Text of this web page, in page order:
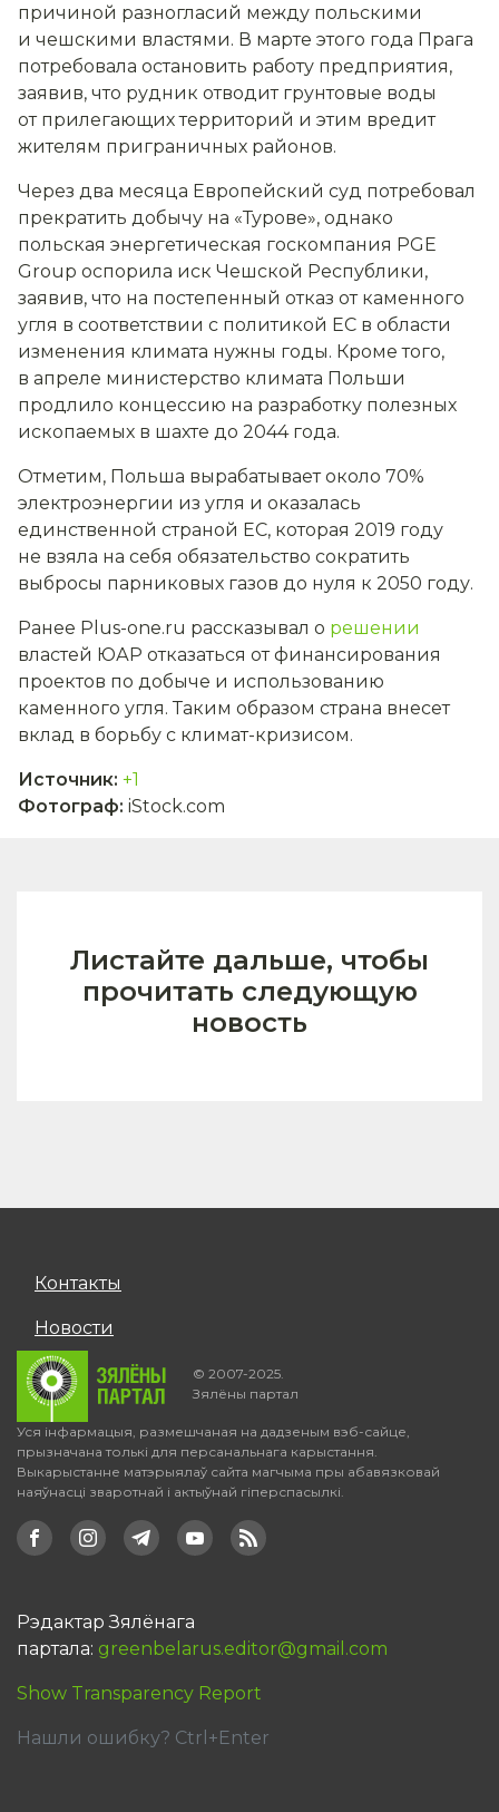
причиной разногласий между польскими
и чешскими властями. В марте этого года Прага
потребовала остановить работу предприятия,
заявив, что рудник отводит грунтовые воды
от прилегающих территорий и этим вредит
жителям приграничных районов.
Через два месяца Европейский суд потребовал
прекратить добычу на «Турове», однако
польская энергетическая госкомпания PGE
Group оспорила иск Чешской Республики,
заявив, что на постепенный отказ от каменного
угля в соответствии с политикой ЕС в области
изменения климата нужны годы. Кроме того,
в апреле министерство климата Польши
продлило концессию на разработку полезных
ископаемых в шахте до 2044 года.
Отметим, Польша вырабатывает около 70%
электроэнергии из угля и оказалась
единственной страной ЕС, которая 2019 году
не взяла на себя обязательство сократить
выбросы парниковых газов до нуля к 2050 году.
Ранее Plus-one.ru рассказывал о решении
властей ЮАР отказаться от финансирования
проектов по добыче и использованию
каменного угля. Таким образом страна внесет
вклад в борьбу с климат-кризисом.
Источник: +1
Фотограф: iStock.com
Листайте дальше, чтобы
прочитать следующую
новость
Контакты
Новости
© 2007-2025.
Зялёны партал
Уся інфармацыя, размешчаная на дадзеным вэб-сайце,
прызначана толькі для персанальнага карыстання.
Выкарыстанне матэрыялаў сайта магчыма пры абавязковай
наяўнасці зваротнай і актыўнай гіперспасылкі.
Рэдактар Зялёнага
партала: greenbelarus.editor@gmail.com
Show Transparency Report
Нашли ошибку? Ctrl+Enter